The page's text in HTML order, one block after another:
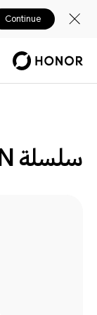
Continue
سلسلة HONOR N